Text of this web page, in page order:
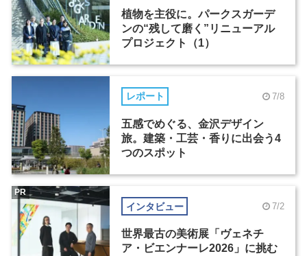
植物を主役に。パークスガーデ
ンの“残して磨く”リニューアル
プロジェクト（1）
レポート 7/8
五感でめぐる、金沢デザイン
旅。建築・工芸・香りに出会う4
つのスポット
インタビュー 7/2
世界最古の美術展「ヴェネチ
ア・ビエンナーレ2026」に挑む
PR